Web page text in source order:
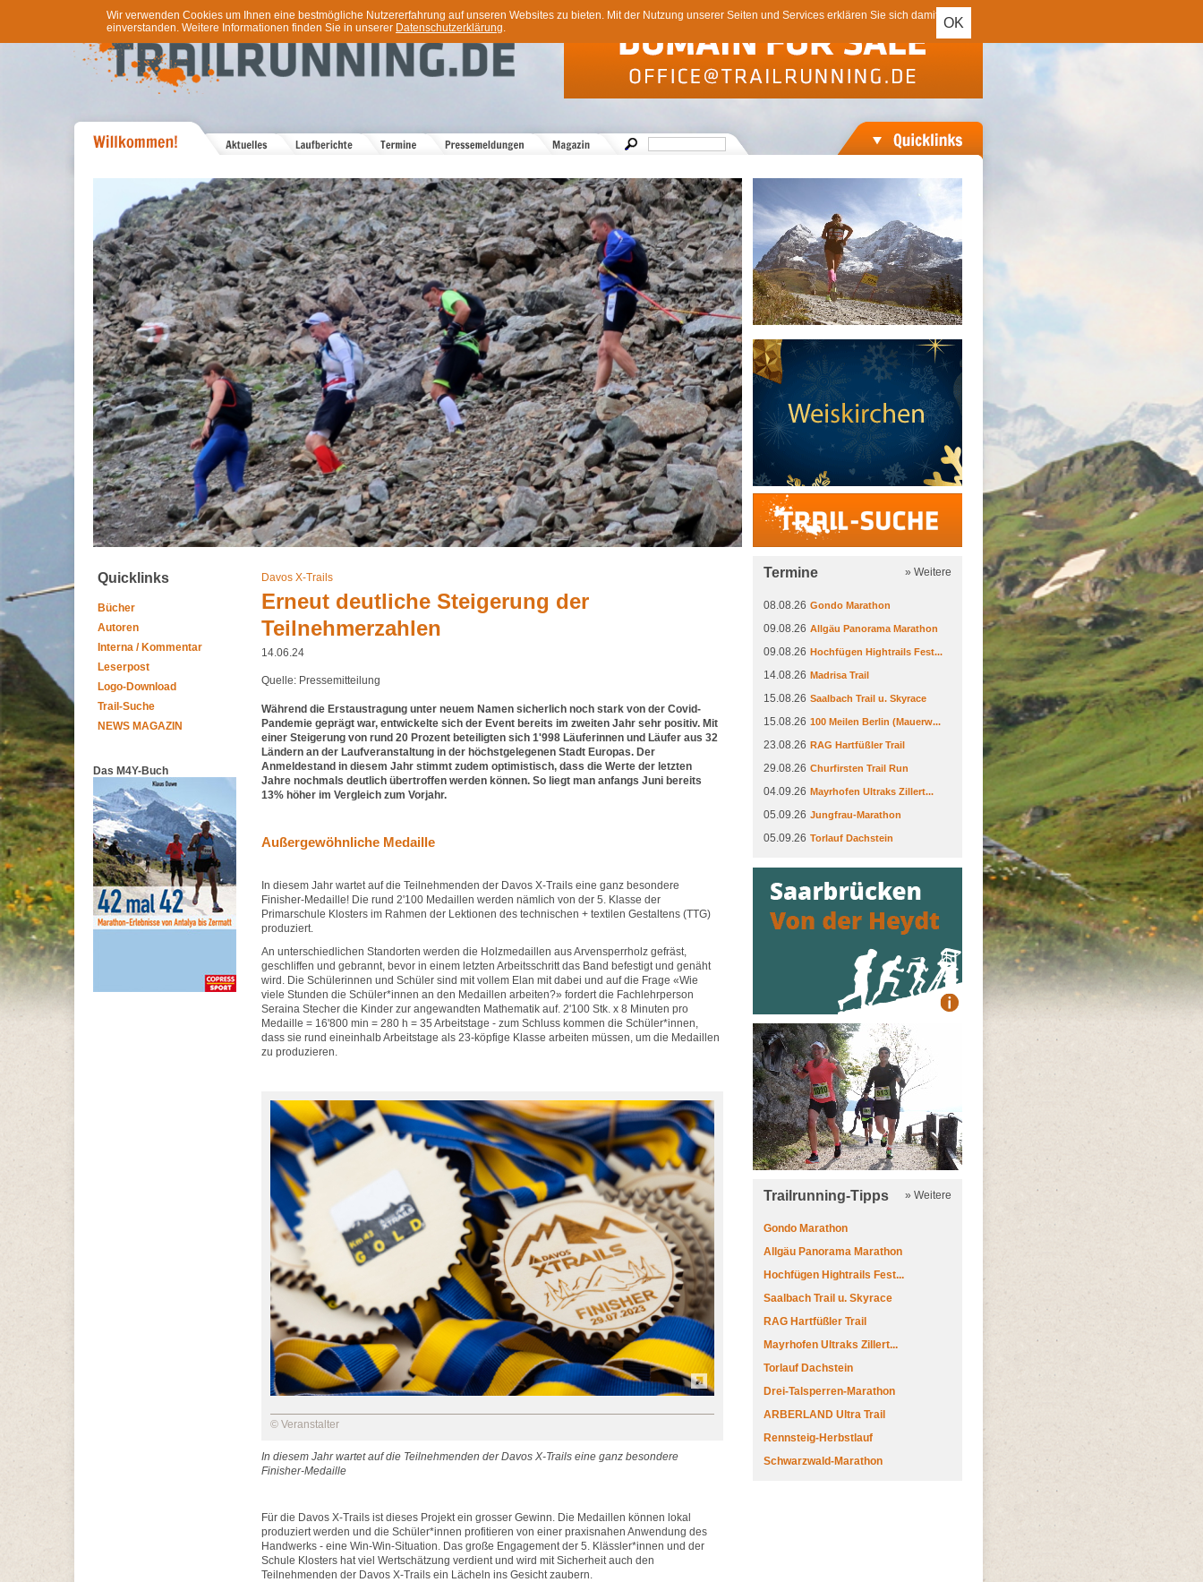
OK
Wir verwenden Cookies um Ihnen eine bestmögliche Nutzererfahrung auf unseren Websites zu bieten. Mit der Nutzung unserer Seiten und Services erklären Sie sich damit
einverstanden. Weitere Informationen finden Sie in unserer Datenschutzerklärung.
Trail-Suche
Quicklinks
Bücher
Autoren
Interna / Kommentar
Leserpost
Logo-Download
Trail-Suche
NEWS MAGAZIN
Das M4Y-Buch
Davos X-Trails
Erneut deutliche Steigerung der
Teilnehmerzahlen
14.06.24
Quelle: Pressemitteilung
Während die Erstaustragung unter neuem Namen sicherlich noch stark von der Covid-
Pandemie geprägt war, entwickelte sich der Event bereits im zweiten Jahr sehr positiv. Mit
einer Steigerung von rund 20 Prozent beteiligten sich 1'998 Läuferinnen und Läufer aus 32
Ländern an der Laufveranstaltung in der höchstgelegenen Stadt Europas. Der
Anmeldestand in diesem Jahr stimmt zudem optimistisch, dass die Werte der letzten
Jahre nochmals deutlich übertroffen werden können. So liegt man anfangs Juni bereits
13% höher im Vergleich zum Vorjahr.
Außergewöhnliche Medaille
In diesem Jahr wartet auf die Teilnehmenden der Davos X-Trails eine ganz besondere
Finisher-Medaille! Die rund 2'100 Medaillen werden nämlich von der 5. Klasse der
Primarschule Klosters im Rahmen der Lektionen des technischen + textilen Gestaltens (TTG)
produziert.
An unterschiedlichen Standorten werden die Holzmedaillen aus Arvensperrholz gefräst,
geschliffen und gebrannt, bevor in einem letzten Arbeitsschritt das Band befestigt und genäht
wird. Die Schülerinnen und Schüler sind mit vollem Elan mit dabei und auf die Frage «Wie
viele Stunden die Schüler*innen an den Medaillen arbeiten?» fordert die Fachlehrperson
Seraina Stecher die Kinder zur angewandten Mathematik auf. 2'100 Stk. x 8 Minuten pro
Medaille = 16'800 min = 280 h = 35 Arbeitstage - zum Schluss kommen die Schüler*innen,
dass sie rund eineinhalb Arbeitstage als 23-köpfige Klasse arbeiten müssen, um die Medaillen
zu produzieren.
© Veranstalter
In diesem Jahr wartet auf die Teilnehmenden der Davos X-Trails eine ganz besondere
Finisher-Medaille
Für die Davos X-Trails ist dieses Projekt ein grosser Gewinn. Die Medaillen können lokal
produziert werden und die Schüler*innen profitieren von einer praxisnahen Anwendung des
Handwerks - eine Win-Win-Situation. Das große Engagement der 5. Klässler*innen und der
Schule Klosters hat viel Wertschätzung verdient und wird mit Sicherheit auch den
Teilnehmenden der Davos X-Trails ein Lächeln ins Gesicht zaubern.
Termine » Weitere
08.08.26 Gondo Marathon
09.08.26 Allgäu Panorama Marathon
09.08.26 Hochfügen Hightrails Fest...
14.08.26 Madrisa Trail
15.08.26 Saalbach Trail u. Skyrace
15.08.26 100 Meilen Berlin (Mauerw...
23.08.26 RAG Hartfüßler Trail
29.08.26 Churfirsten Trail Run
04.09.26 Mayrhofen Ultraks Zillert...
05.09.26 Jungfrau-Marathon
05.09.26 Torlauf Dachstein
Trailrunning-Tipps » Weitere
Gondo Marathon
Allgäu Panorama Marathon
Hochfügen Hightrails Fest...
Saalbach Trail u. Skyrace
RAG Hartfüßler Trail
Mayrhofen Ultraks Zillert...
Torlauf Dachstein
Drei-Talsperren-Marathon
ARBERLAND Ultra Trail
Rennsteig-Herbstlauf
Schwarzwald-Marathon